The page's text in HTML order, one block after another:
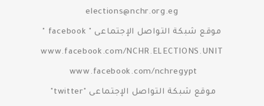
elections@nchr.org.eg
موقع شبكة التواصل الإجتماعى " facebook "
www.facebook.com/NCHR.ELECTIONS.UNIT
www.facebook.com/nchregypt
موقع شبكة التواصل الإجتماعى "twitter"